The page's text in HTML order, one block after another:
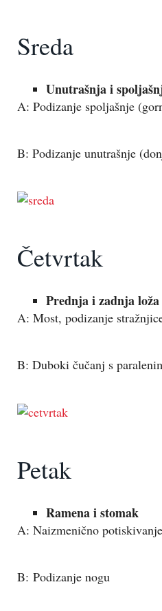
Sreda
Unutrašnja i
A: Podizanje spoljašnje
B: Podizanje unutrašnje
Četvrtak
Prednja i zadnja
A: Most, podizanje
B: Duboki čučanj s
Petak
Ramena i stomak
A: Naizmenično
B: Podizanje nogu